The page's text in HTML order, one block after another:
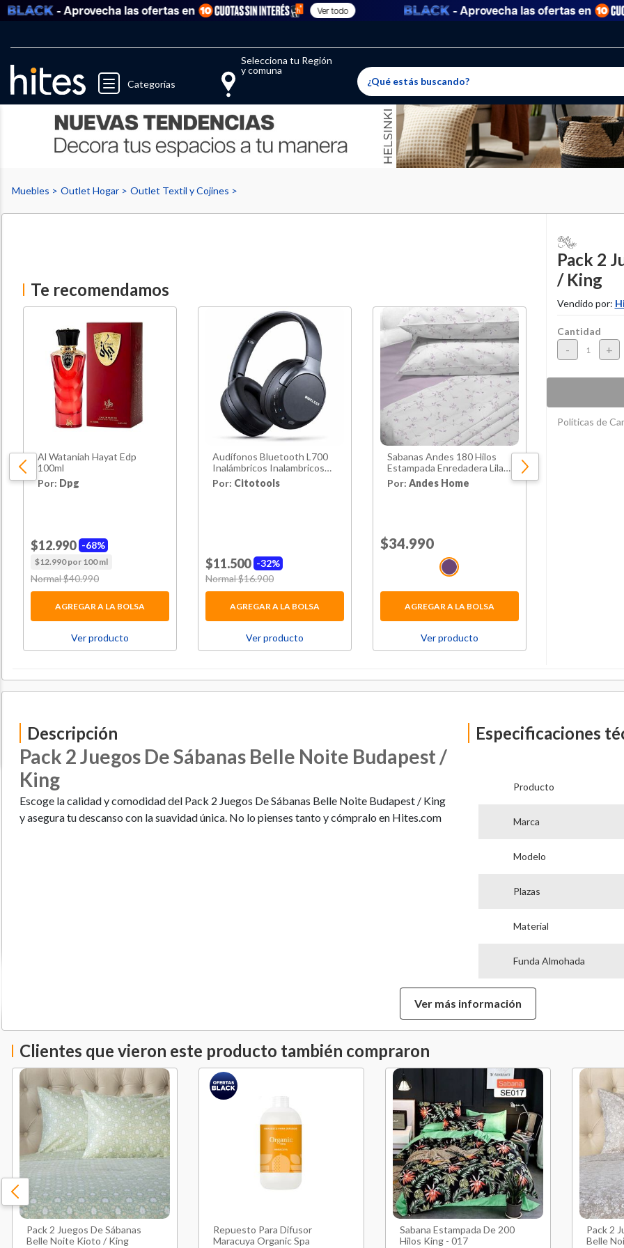
- Aprovecha las ofertas en Ver todo - Aprovecha las ofertas en
Categorías
Selecciona tu Región
y comuna
El producto ha sido eliminado correctamente
El producto ha sido agregado a tu lista de favoritos
Llegaste al límite de productos favoritos permitidos, para agregar uno nuevo ingresa a “Mi
Muebles Outlet Hogar Outlet Textil y Cojines
Te recomendamos
Al Wataniah Hayat Edp
100ml
Por: Dpg
68%
$12.990
$12.990 por 100 ml
Price reduced from
Normal $40.990
AGREGAR A LA BOLSA
Ver producto
Audífonos Bluetooth L700
Inalámbricos Inalambricos
Sonido 9d
Por: Citotools
32%
$11.500
Price reduced from
Normal $16.900
AGREGAR A LA BOLSA
Ver producto
Sabanas Andes 180 Hilos
Estampada Enredadera Lila
King
Por: Andes Home
Price reduced from
$34.990
AGREGAR A LA BOLSA
Ver producto
Pack 2
/ King
Vendido por:
Cantidad
- +
Políticas de
Descripción
Pack 2 Juegos De Sábanas Belle Noite Budapest /
King
Escoge la calidad y comodidad del Pack 2 Juegos De Sábanas Belle Noite Budapest / King
y asegura tu descanso con la suavidad única. No lo pienses tanto y cómpralo en Hites.com
Especificaciones
Producto
Marca
Modelo
Plazas
Material
Funda Almohada
Ancho Sabana Superior
Largo Sabana
Ancho Sabana Inferior
Largo Sábana Inferior
Fuelle Sábana Inferior (cm)
Hecho en
Garantía Proveedor
Ver más información
Clientes que vieron este producto también compraron
Pack 2 Juegos De Sábanas
Belle Noite Kioto / King
Repuesto Para Difusor
Maracuya Organic Spa
Sabana Estampada De 200
Hilos King - 017
Pack 2
Belle